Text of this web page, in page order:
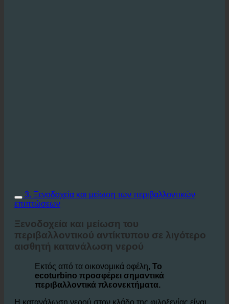
3. Ξενοδοχεία και μείωση των περιβαλλοντικών
Ξενοδοχεία και μείωση του
περιβαλλοντικού αντίκτυπου σε λιγότερο
αισθητή κατανάλωση νερού
Εκτός από τα οικονομικά οφέλη,Το
ecoturbino προσφέρει σημαντικά
περιβαλλοντικά πλεονεκτήματα.